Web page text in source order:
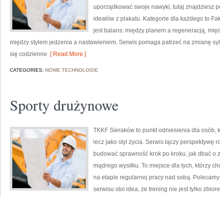
uporządkować swoje nawyki, tutaj znajdziesz
ideałów z plakatu. Kategorie dla każdego to
jest balans: między planem a regeneracją,
między stylem jedzenia a nastawieniem. Serwis pomaga patrzeć na zmianę
się codzienne [ Read More ]
CATEGORIES: NOWE TECHNOLOGIE
Sporty drużynowe
TKKF Sieraków to punkt odniesienia dla osób,
lecz jako styl życia. Serwis łączy
budować sprawność krok po kroku, jak dbać
mądrego wysiłku. To miejsce dla tych, którzy
na etapie regularnej pracy nad sobą.
serwisu stoi idea, że trening nie jest tylko